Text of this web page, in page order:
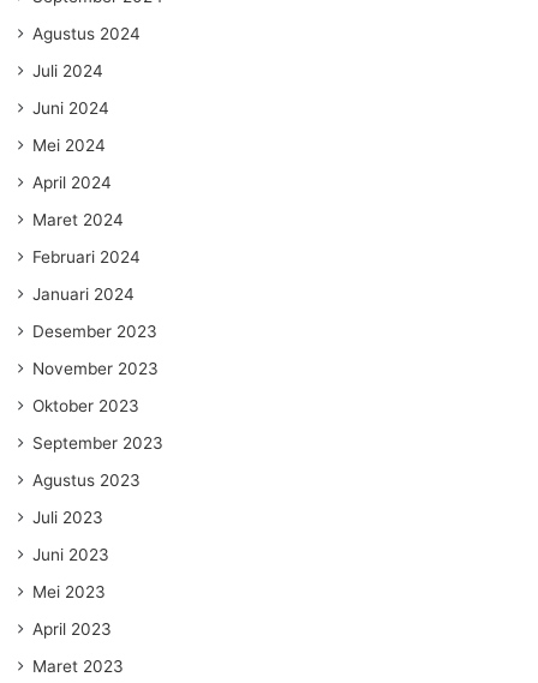
Agustus 2024
Juli 2024
Juni 2024
Mei 2024
April 2024
Maret 2024
Februari 2024
Januari 2024
Desember 2023
November 2023
Oktober 2023
September 2023
Agustus 2023
Juli 2023
Juni 2023
Mei 2023
April 2023
Maret 2023